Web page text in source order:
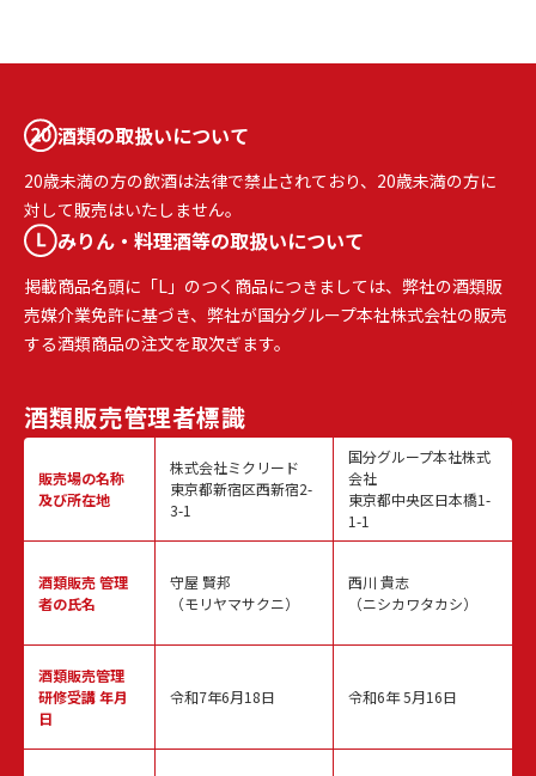
酒類の取扱いについて
20歳未満の方の飲酒は法律で禁止されており、20歳未満の方に
対して販売はいたしません。
みりん・料理酒等の取扱いについて
掲載商品名頭に「L」のつく商品につきましては、弊社の酒類販
売媒介業免許に基づき、弊社が国分グループ本社株式会社の販売
する酒類商品の注文を取次ぎます。
酒類販売管理者標識
販売場の名称
及び所在地
酒類販売管理
者の氏名
酒類販売管理
研修受講 年月
日
株式会社ミクリード
東京都新宿区西新宿2-
3-1
守屋 賢邦
（モリヤマサクニ）
令和7年6月18日
国分グループ本社株式
会社
東京都中央区日本橋1-
1-1
西川 貴志
（ニシカワタカシ）
令和6年 5月16日